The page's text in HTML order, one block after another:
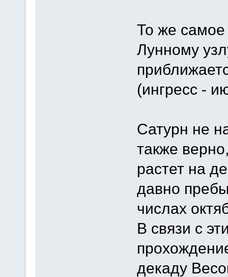
То же самое
Лунному
(ингресс -
Сатурн не
также
растет на
давно
числах
В связи с
декаду